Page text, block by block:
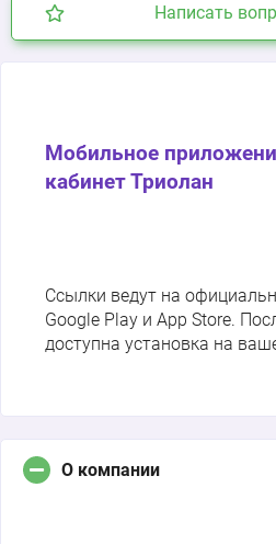
Написать
Мобильное
кабинет Триолан
Ссылки ведут на
Google Play и App Store.
доступна установка на
О компании